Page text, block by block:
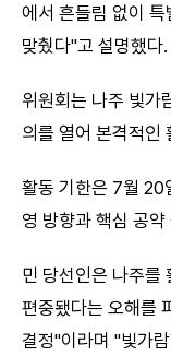
에서 흔들림 없이
맞췄다"고 설명했다.
위원회는 나주 빛가
의를 열어 본격적인
활동 기한은 7월 20
영 방향과 핵심 공
민 당선인은 나주를
편중됐다는 오해를
결정"이라며 "빛가